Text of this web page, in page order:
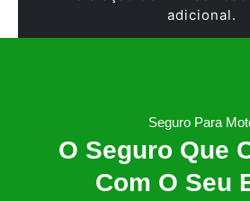
adicional.
Seguro Para
O Seguro Que
Com O Seu